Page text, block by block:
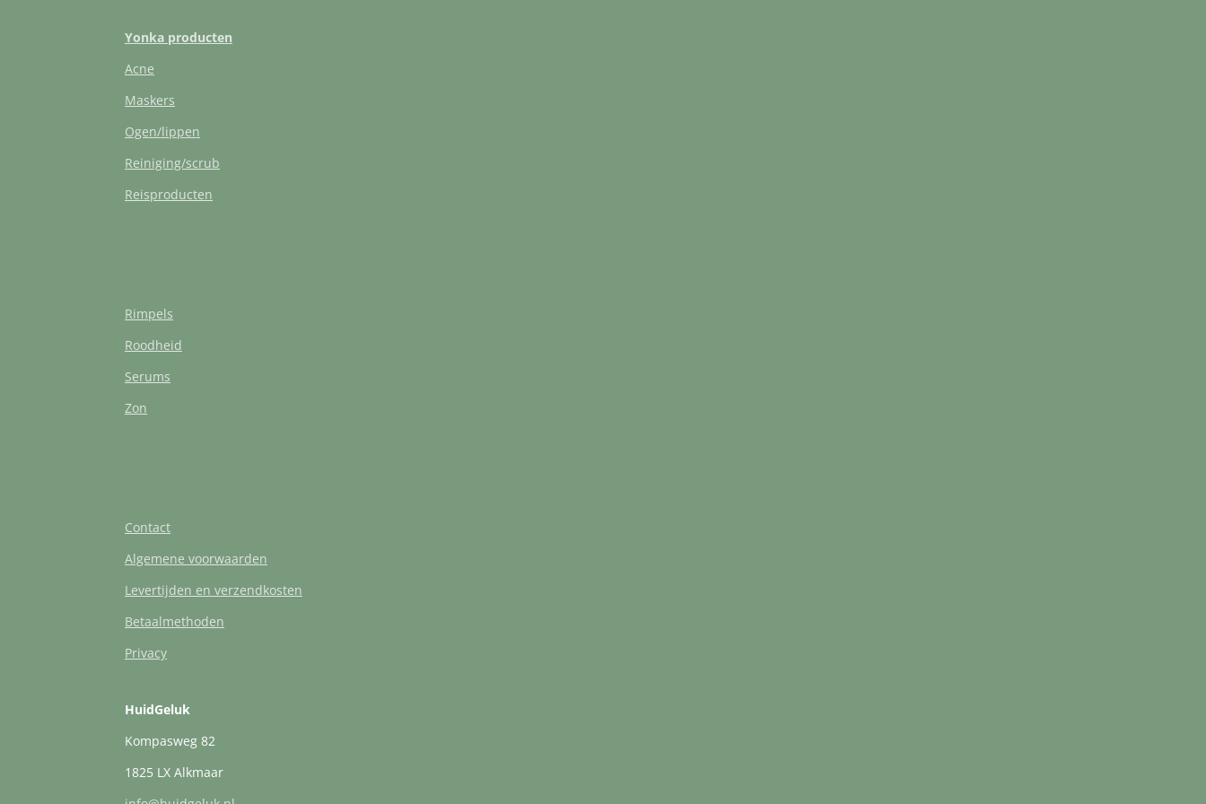
Yonka producten
Acne
Maskers
Ogen/lippen
Reiniging/scrub
Reisproducten
Rimpels
Roodheid
Serums
Zon
Contact
Algemene voorwaarden
Levertijden en verzendkosten
Betaalmethoden
Privacy
HuidGeluk
Kompasweg 82
1825 LX Alkmaar